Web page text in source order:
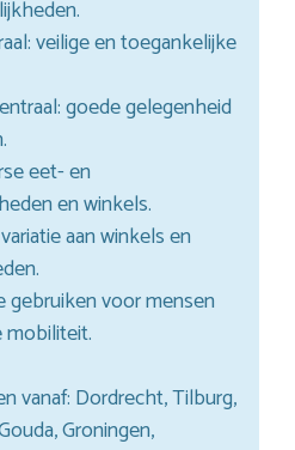
veilige en toegankelijke
goede gelegenheid
eet- en
en winkels.
aan winkels en
gebruiken voor mensen
vanaf: Dordrecht, Tilburg,
Groningen,